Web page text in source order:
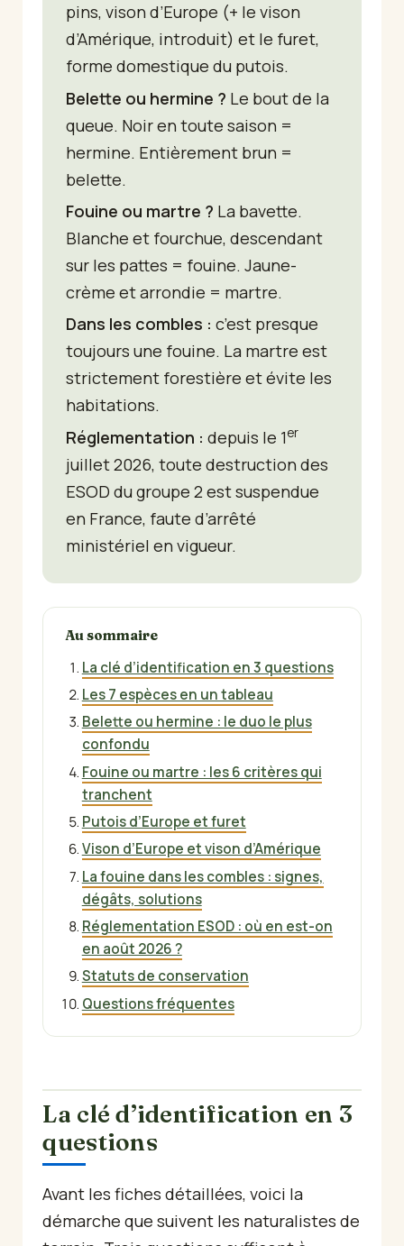
pins, vison d’Europe (+ le vison
d’Amérique, introduit) et le furet,
forme domestique du putois.
Belette ou hermine ? Le bout de la
queue. Noir en toute saison =
hermine. Entièrement brun =
belette.
Fouine ou martre ? La bavette.
Blanche et fourchue, descendant
sur les pattes = fouine. Jaune-
crème et arrondie = martre.
Dans les combles : c’est presque
toujours une fouine. La martre est
strictement forestière et évite les
habitations.
Réglementation : depuis le 1er
juillet 2026, toute destruction des
ESOD du groupe 2 est suspendue
en France, faute d’arrêté
ministériel en vigueur.
Au sommaire
La clé d’identification en 3 questions
Les 7 espèces en un tableau
Belette ou hermine : le duo le plus
confondu
Fouine ou martre : les 6 critères qui
tranchent
Putois d’Europe et furet
Vison d’Europe et vison d’Amérique
La fouine dans les combles : signes,
dégâts, solutions
Réglementation ESOD : où en est-on
en août 2026 ?
Statuts de conservation
Questions fréquentes
La clé d’identification en 3
questions
Avant les fiches détaillées, voici la
démarche que suivent les naturalistes de